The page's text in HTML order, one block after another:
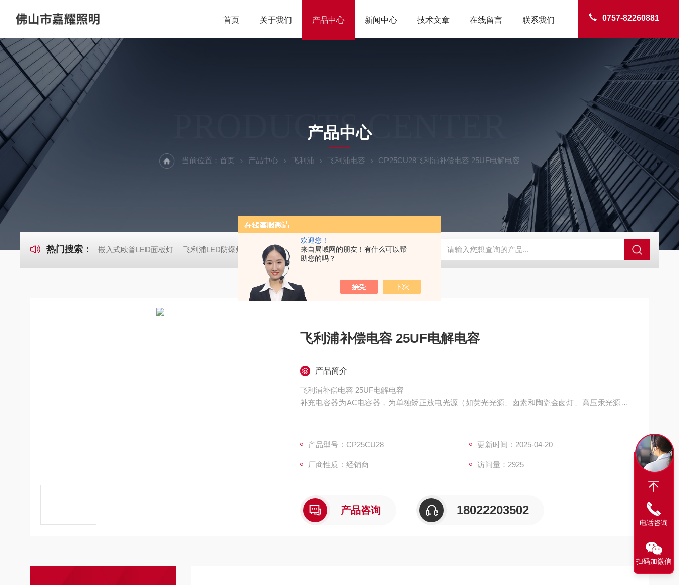
欢迎您！
来自局域网的朋友！有什么可以帮
助您的吗？
0757-82260881
首页 关于我们 产品中心 新闻中心 技术文章 在线留言 联系我们
PRODUCTS CENTER
产品中心
当前位置： 首页 产品中心 飞利浦 飞利浦电容 CP25CU28飞利浦补偿电容 25UF电解电容
热门搜索： 嵌入式欧普LED面板灯 飞利浦LED防爆灯 欧司朗LED天棚灯 飞利浦工矿灯 消防应急雷士双头应急灯 LS-ZFZD-E3WSA/XFZ-Y3SSAD 佛山照明LED泛光灯 明欣
飞利浦补偿电容 25UF电解电容
产品简介
飞利浦补偿电容 25UF电解电容
补充电容器为AC电容器，为单独矫正放电光源（如荧光光源、卤素和陶瓷金卤灯、高压汞光源以
产品型号：CP25CU28
更新时间：2025-04-20
厂商性质：经销商 访问量：2925
产品咨询 18022203502
电话咨询
扫码加微信